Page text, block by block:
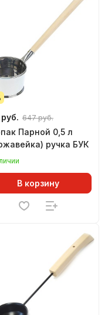
647 руб.
Парной 0,5 л
ручка БУК
В корзину